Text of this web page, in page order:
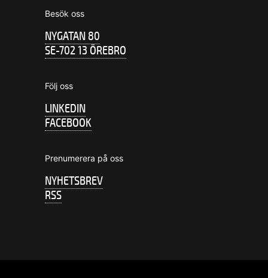
Besök oss
NYGATAN 80
SE-702 13 ÖREBRO
Följ oss
LINKEDIN
FACEBOOK
Prenumerera på oss
NYHETSBREV
RSS